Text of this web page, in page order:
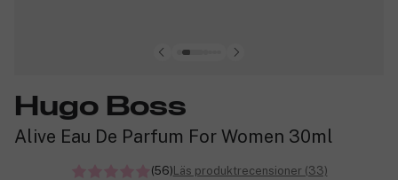
Hugo Boss
Alive Eau De Parfum For Women 30ml
(56) Läs produktrecensioner (33)